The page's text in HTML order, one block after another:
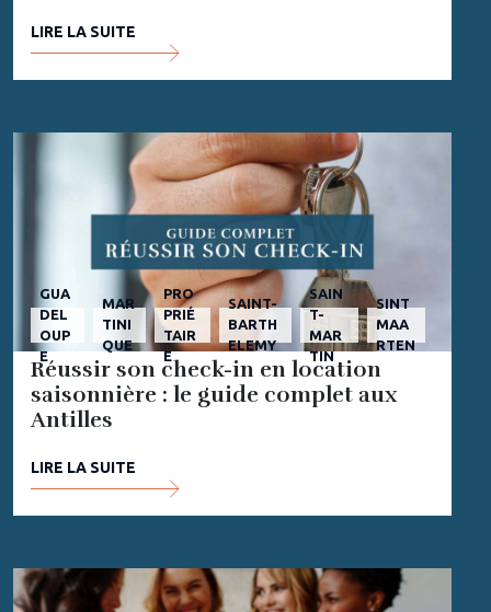
LIRE LA SUITE
GUA
DEL
OUP
E
MAR
TINI
QUE
PRO
PRIÉ
TAIR
E
SAINT-
BARTH
ELEMY
SAIN
T-
MAR
TIN
SINT
MAA
RTEN
Réussir son check-in en location
saisonnière : le guide complet aux
Antilles
LIRE LA SUITE